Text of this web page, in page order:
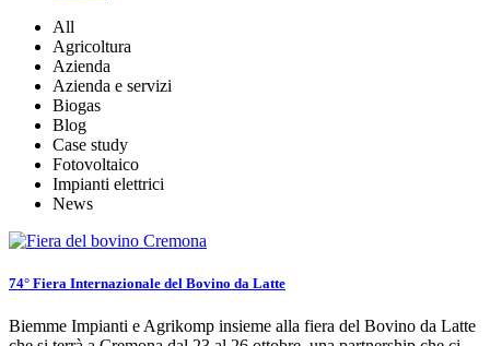
All
Agricoltura
Azienda
Azienda e servizi
Biogas
Blog
Case study
Fotovoltaico
Impianti elettrici
News
74° Fiera Internazionale del Bovino da Latte
Biemme Impianti e Agrikomp insieme alla fiera del Bovino da Latte